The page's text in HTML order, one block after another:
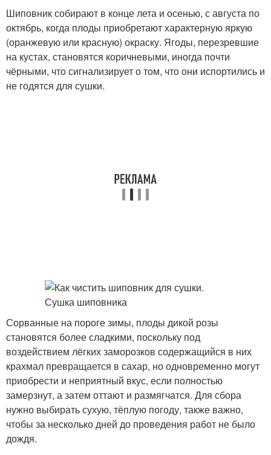
Шиповник собирают в конце лета и осенью, с августа по
октябрь, когда плоды приобретают характерную яркую
(оранжевую или красную) окраску. Ягоды, перезревшие
на кустах, становятся коричневыми, иногда почти
чёрными, что сигнализирует о том, что они испортились и
не годятся для сушки.
Сорванные на пороге зимы, плоды дикой розы
становятся более сладкими, поскольку под
воздействием лёгких заморозков содержащийся в них
крахмал превращается в сахар, но одновременно могут
приобрести и неприятный вкус, если полностью
замерзнут, а затем оттают и размягчатся. Для сбора
нужно выбирать сухую, тёплую погоду, также важно,
чтобы за несколько дней до проведения работ не было
дождя.